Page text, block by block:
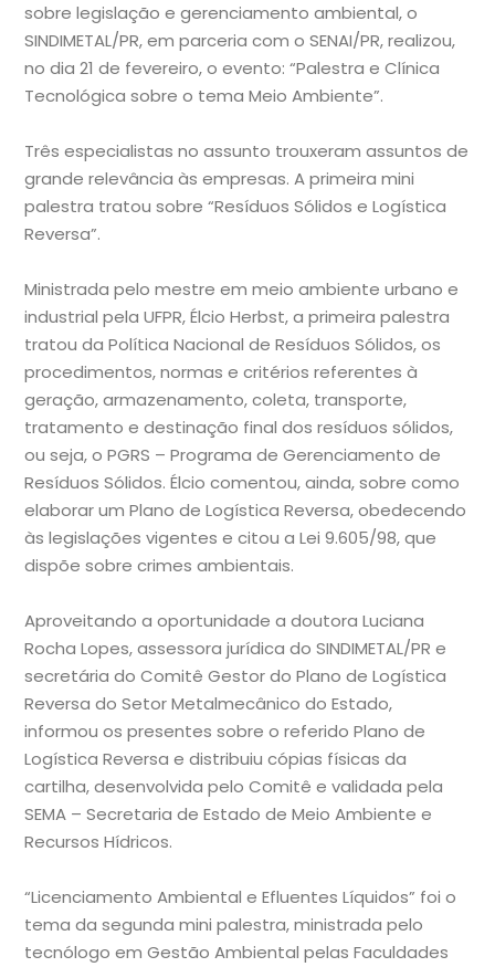
sobre legislação e gerenciamento ambiental, o
SINDIMETAL/PR, em parceria com o SENAI/PR, realizou,
no dia 21 de fevereiro, o evento: “Palestra e Clínica
Tecnológica sobre o tema Meio Ambiente”.
Três especialistas no assunto trouxeram assuntos de
grande relevância às empresas. A primeira mini
palestra tratou sobre “Resíduos Sólidos e Logística
Reversa”.
Ministrada pelo mestre em meio ambiente urbano e
industrial pela UFPR, Élcio Herbst, a primeira palestra
tratou da Política Nacional de Resíduos Sólidos, os
procedimentos, normas e critérios referentes à
geração, armazenamento, coleta, transporte,
tratamento e destinação final dos resíduos sólidos,
ou seja, o PGRS – Programa de Gerenciamento de
Resíduos Sólidos. Élcio comentou, ainda, sobre como
elaborar um Plano de Logística Reversa, obedecendo
às legislações vigentes e citou a Lei 9.605/98, que
dispõe sobre crimes ambientais.
Aproveitando a oportunidade a doutora Luciana
Rocha Lopes, assessora jurídica do SINDIMETAL/PR e
secretária do Comitê Gestor do Plano de Logística
Reversa do Setor Metalmecânico do Estado,
informou os presentes sobre o referido Plano de
Logística Reversa e distribuiu cópias físicas da
cartilha, desenvolvida pelo Comitê e validada pela
SEMA – Secretaria de Estado de Meio Ambiente e
Recursos Hídricos.
“Licenciamento Ambiental e Efluentes Líquidos” foi o
tema da segunda mini palestra, ministrada pelo
tecnólogo em Gestão Ambiental pelas Faculdades